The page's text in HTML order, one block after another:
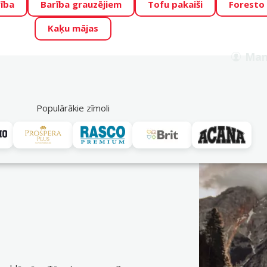
Zoo piedāvā lieliskas cenas mīluļu TOP barībām! 🍖 →
ŪSAIŅI”! Varbūt tieši Tavs mīlulis būs 2027. gada
Barība grauzējiem Tofu pakaiši
Foresto
Kaķu mājas
Populārākie zīmoli
Akciju piedāvājumi
Ontario
ērti DinoZoo e-veikalā jau tagad! Bezmaksas piegāde no